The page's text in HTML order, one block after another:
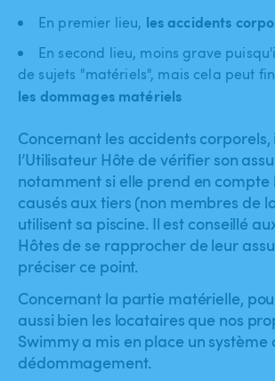
En premier lieu, les accidents
En second lieu, moins grave
de sujets "matériels", mais cela peut
les dommages matériels
Concernant les accidents corporels,
l’Utilisateur Hôte de vérifier son
notamment si elle prend en compte
causés aux tiers (non membres de
utilisent sa piscine. Il est conseillé
Hôtes de se rapprocher de leur
préciser ce point.
Concernant la partie matérielle,
aussi bien les locataires que nos
Swimmy a mis en place un système
dédommagement.